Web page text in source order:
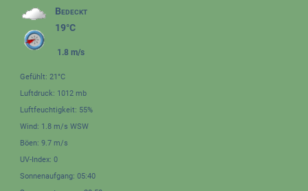
Bedeckt
19°C
1.8 m/s
Gefühlt: 21°C
Luftdruck: 1012 mb
Luftfeuchtigkeit: 55%
Wind: 1.8 m/s WSW
Böen: 9.7 m/s
UV-Index: 0
Sonnenaufgang: 05:40